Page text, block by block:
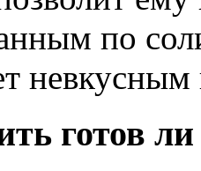
по
готов ли